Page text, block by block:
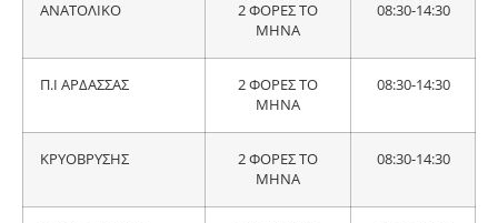
ΑΝΑΤΟΛΙΚΟ
2 ΦΟΡΕΣ ΤΟ
ΜΗΝΑ
08:30-14:30
Π.Ι ΑΡΔΑΣΣΑΣ
2 ΦΟΡΕΣ ΤΟ
ΜΗΝΑ
08:30-14:30
ΚΡΥΟΒΡΥΣΗΣ
2 ΦΟΡΕΣ ΤΟ
ΜΗΝΑ
08:30-14:30